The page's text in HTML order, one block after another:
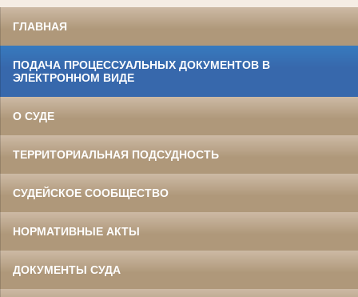
ГЛАВНАЯ
ПОДАЧА ПРОЦЕССУАЛЬНЫХ ДОКУМЕНТОВ В
ЭЛЕКТРОННОМ ВИДЕ
О СУДЕ
ТЕРРИТОРИАЛЬНАЯ ПОДСУДНОСТЬ
СУДЕЙСКОЕ СООБЩЕСТВО
НОРМАТИВНЫЕ АКТЫ
ДОКУМЕНТЫ СУДА